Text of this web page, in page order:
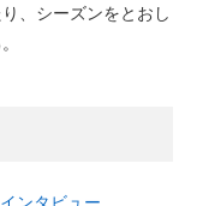
、シーズンをとおし